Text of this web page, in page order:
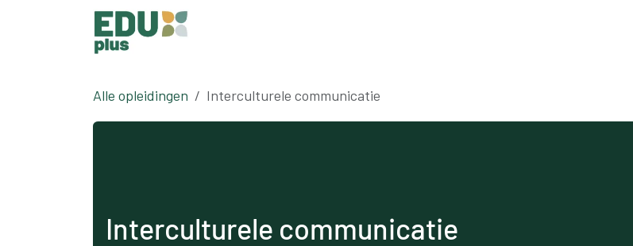
Overslaan naar inhoud
Alle opleidingen Interculturele communicatie
Interculturele communicatie